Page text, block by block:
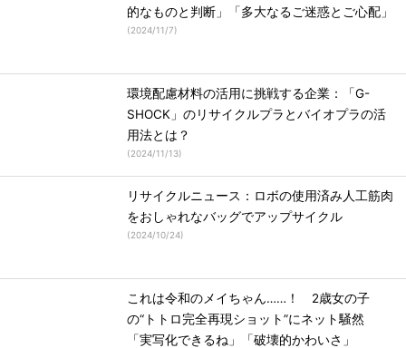
的なものと判断」「多大なるご迷惑とご心配」
(2024/11/7)
環境配慮材料の活用に挑戦する企業：「G-
SHOCK」のリサイクルプラとバイオプラの活
用法とは？
(2024/11/13)
リサイクルニュース：ロボの使用済み人工筋肉
をおしゃれなバッグでアップサイクル
(2024/10/24)
これは令和のメイちゃん……！ 2歳女の子
の“トトロ完全再現ショット”にネット騒然
「実写化できるね」「破壊的かわいさ」